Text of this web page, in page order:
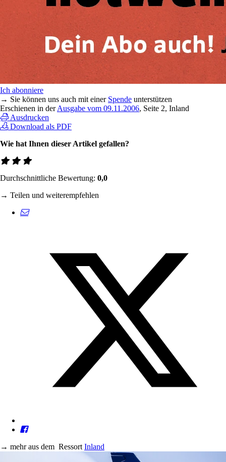
Ich abonniere
→ Sie können uns auch mit einer Spende unterstützen
Erschienen in derAusgabe vom 09.11.2006, Seite 2, Inland
Ausdrucken
Download als PDF
Wie hat Ihnen dieser Artikel gefallen?
Durchschnittliche Bewertung: 0,0
→ Teilen und weiterempfehlen
→ mehr aus dem Ressort Inland